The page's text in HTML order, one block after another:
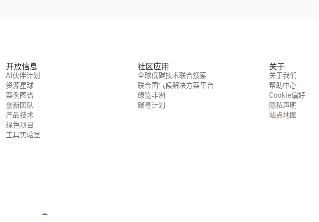
开放信息
AI伙伴计划
资源星球
案例图谱
创新团队
产品技术
绿色项目
工具实验室
社区应用
全球低碳技术联合搜索
联合国气候解决方案平台
绿览非洲
碳寻计划
关于
关于我们
帮助中心
Cookie偏好
隐私声明
站点地图